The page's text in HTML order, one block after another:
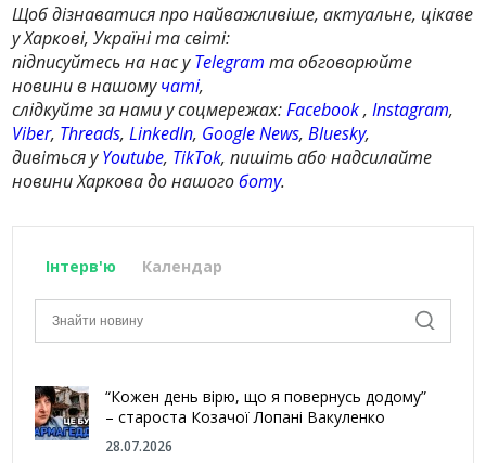
Щоб дізнаватися про найважливіше, актуальне, цікаве
у Харкові, Україні та світі:
підписуйтесь на нас уTelegram та обговорюйте
новини в нашомучаті,
слідкуйте за нами у соцмережах:Facebook,Instagram,
Viber, Threads,LinkedIn, Google News,Bluesky,
дивіться уYoutube, TikTok, пишіть або надсилайте
новини Харкова до нашогоботу.
Інтерв'ю Календар
“Кожен день вірю, що я повернусь додому”
– староста Козачої Лопані Вакуленко
28.07.2026